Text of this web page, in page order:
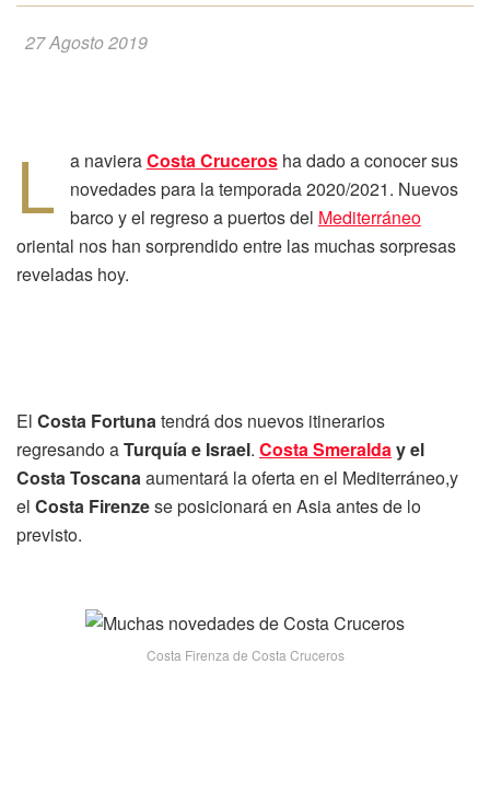
27 Agosto 2019
L a navieraCosta Crucerosha dado a conocer sus
novedades para la temporada 2020/2021. Nuevos
barco y el regreso a puertos del Mediterráneo
oriental nos han sorprendido entre las muchas sorpresas
reveladas hoy.
El Costa Fortuna tendrá dos nuevos itinerarios
regresando aTurquía e Israel. Costa Smeralda y el
Costa Toscana aumentará la oferta en el Mediterráneo,y
el Costa Firenzese posicionará en Asia antes de lo
previsto.
Costa Firenza de Costa Cruceros